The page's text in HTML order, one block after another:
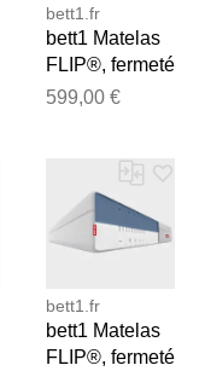
bett1.fr
bett1 Matelas
FLIP®, fermeté
moyenne (H3),
599,00 €
bett1.fr
bett1 Matelas
FLIP®, fermeté